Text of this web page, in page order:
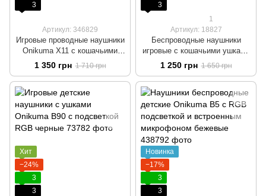
3
Артикул: 346829
Игровые проводные наушники
Onikuma X11 с кошачьими
ушками с микрофоном и LED
RGB подсветкой Розовый
1 350 грн 1 710 грн
3
1
Артикул: 18827
Беспроводные наушники
игровые с кошачьими ушками
Onikuma B90 с подсветкой
RGB розовые
1 250 грн 1 650 грн
Хит
−24%
3
3
Новинка
−17%
3
3